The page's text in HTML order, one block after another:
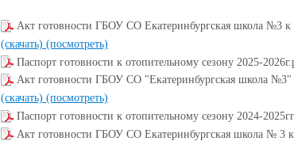
Акт готовности ГБОУ СО Екатеринбургская школа №3 к
(скачать) (посмотреть)
Паспорт готовности к отопительному сезону 2025-
Акт готовности ГБОУ СО "Екатеринбургская школа
(скачать) (посмотреть)
Паспорт готовности к отопительному сезону 2024-
Акт готовности ГБОУ СО Екатеринбургская школа № 3